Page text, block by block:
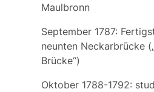
Maulbronn
September 1787:
neunten Neckarbrücke
Brücke“)
Oktober 1788-1792: